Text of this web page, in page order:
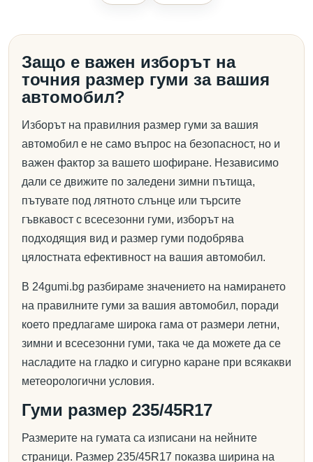
Защо е важен изборът на
точния размер гуми за вашия
автомобил?
Изборът на правилния размер гуми за вашия
автомобил е не само въпрос на безопасност, но и
важен фактор за вашето шофиране. Независимо
дали се движите по заледени зимни пътища,
пътувате под лятното слънце или търсите
гъвкавост с всесезонни гуми, изборът на
подходящия вид и размер гуми подобрява
цялостната ефективност на вашия автомобил.
В 24gumi.bg разбираме значението на намирането
на правилните гуми за вашия автомобил, поради
което предлагаме широка гама от размери летни,
зимни и всесезонни гуми, така че да можете да се
насладите на гладко и сигурно каране при всякакви
метеорологични условия.
Гуми размер 235/45R17
Размерите на гумата са изписани на нейните
страници. Размер 235/45R17 показва ширина на